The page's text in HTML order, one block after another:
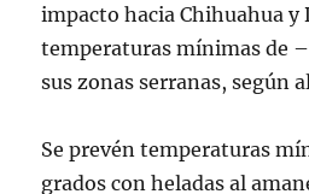
impacto hacia Chihuahua y
temperaturas mínimas de
sus zonas serranas, según
Se prevén temperaturas
grados con heladas al